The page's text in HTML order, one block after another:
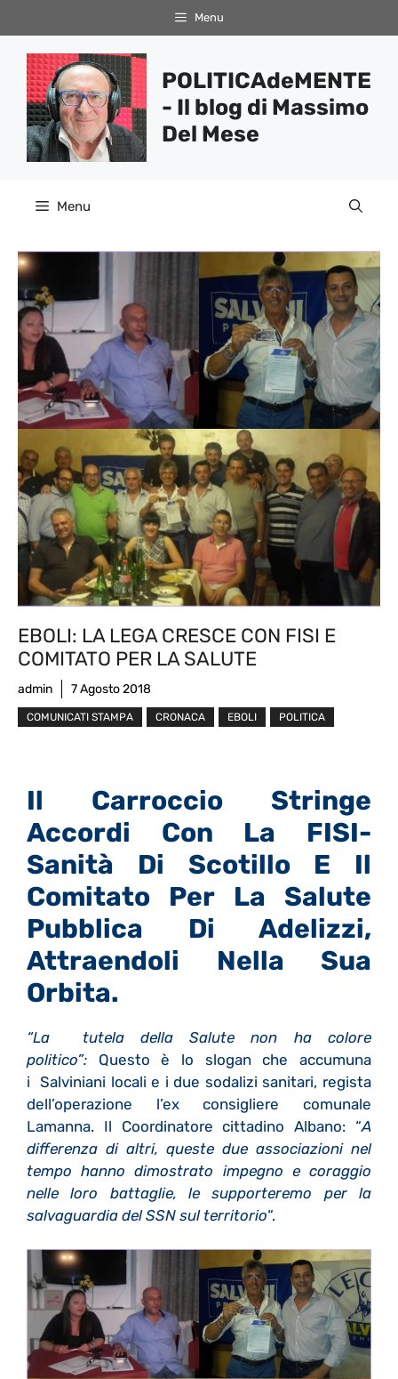
al
contenuto
Menu
POLITICAdeMENTE
- Il blog di Massimo
Del Mese
Menu
EBOLI: LA LEGA CRESCE CON FISI E
COMITATO PER LA SALUTE
admin 7 Agosto 2018
COMUNICATI STAMPA CRONACA EBOLI POLITICA
Il Carroccio Stringe
Accordi Con La FISI-
Sanità Di Scotillo E Il
Comitato Per La Salute
Pubblica Di Adelizzi,
Attraendoli Nella Sua
Orbita.
“La tutela della Salute non ha colore
politico”: Questo è lo slogan che accumuna
i Salviniani locali e i due sodalizi sanitari, regista
dell’operazione l’ex consigliere comunale
Lamanna. Il Coordinatore cittadino Albano: “A
differenza di altri, queste due associazioni nel
tempo hanno dimostrato impegno e coraggio
nelle loro battaglie, le supporteremo per la
salvaguardia del SSN sul territorio“.